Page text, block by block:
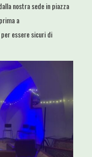
nostra sede in piazza
a
per essere sicuri di